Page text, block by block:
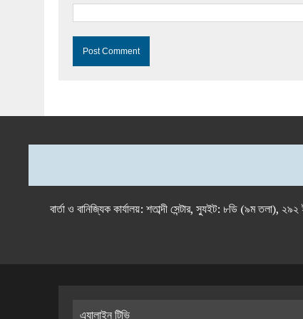
বার্তা ও বানিজ্যিক কার্যালয়: শতাব্দী সেন্টার, স্যুইট: ৮ডি
এ্যালাইন টিভি